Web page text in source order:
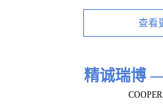
查看
精诚瑞博